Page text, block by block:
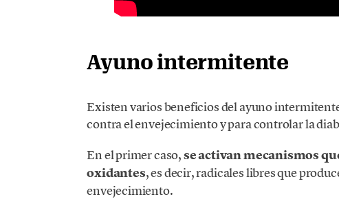
Ayuno intermitente
Existen varios beneficios del ayuno
contra el envejecimiento y para controlar la
En el primer caso,se activan mecanismos
oxidantes, es decir, radicales libres que
envejecimiento.